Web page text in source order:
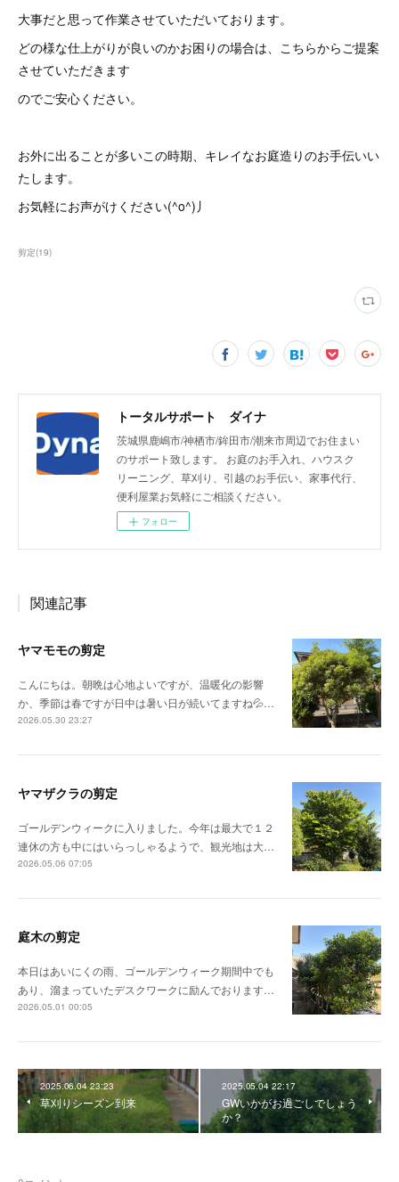
大事だと思って作業させていただいております。
どの様な仕上がりが良いのかお困りの場合は、こちらからご提案
させていただきます
のでご安心ください。
お外に出ることが多いこの時期、キレイなお庭造りのお手伝いい
たします。
お気軽にお声がけください(^o^)丿
剪定(19)
トータルサポート ダイナ
茨城県鹿嶋市/神栖市/鉾田市/潮来市周辺でお住まい
のサポート致します。 お庭のお手入れ、ハウスク
リーニング、草刈り、引越のお手伝い、家事代行、
便利屋業お気軽にご相談ください。
フォロー
関連記事
ヤマモモの剪定
こんにちは。朝晩は心地よいですが、温暖化の影響
か、季節は春ですが日中は暑い日が続いてますね💦…
2026.05.30 23:27
ヤマザクラの剪定
ゴールデンウィークに入りました。今年は最大で１２
連休の方も中にはいらっしゃるようで、観光地は大…
2026.05.06 07:05
庭木の剪定
本日はあいにくの雨、ゴールデンウィーク期間中でも
あり、溜まっていたデスクワークに励んでおります…
2026.05.01 00:05
2025.06.04 23:23
草刈りシーズン到来
2025.05.04 22:17
GWいかがお過ごしでしょう
か？